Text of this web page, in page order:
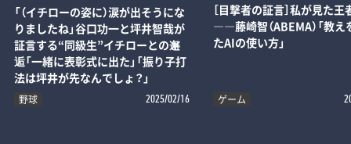
「（イチローの姿に）涙が出そうにな
りましたね」谷口功一と坪井智哉が
証言する“同級生”イチローとの邂
逅「一緒に表彰式に出た」「振り子打
法は坪井が先なんでしょ？」
野球 2025/02/16
［目撃者の証言］私が見た王
――藤崎智（ABEMA）「教え
たAIの使い方」
ゲーム